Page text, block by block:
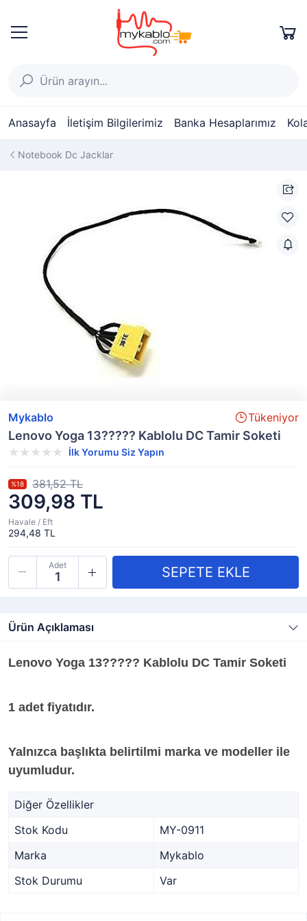
Anasayfa İletişim Bilgilerimiz Banka Hesaplarımız
Notebook Dc Jacklar
Mykablo Tükeniyor
Lenovo Yoga 13????? Kablolu DC Tamir Soketi
İlk Yorumu Siz Yapın
309,98 TL
%18 381,52 TL
Havale / Eft
294,48 TL
Adet
Ürün Açıklaması
Lenovo Yoga 13????? Kablolu DC Tamir Soketi
1 adet fiyatıdır.
Yalnızca başlıkta belirtilmi marka ve modeller ile
uyumludur.
Diğer Özellikler
Stok Kodu
MY-0911
Marka
Mykablo
Stok Durumu
Var